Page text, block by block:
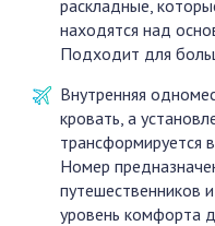
раскладные,
находятся над
Подходит для
Внутренняя
кровать, а
трансформируется
Номер
путешественников
уровень комфорта